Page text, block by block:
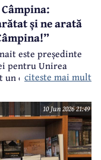
și ne arată
este președinte
pentru Unirea
un dialog despre
citeste mai mult
10 Jun 2026 21:49